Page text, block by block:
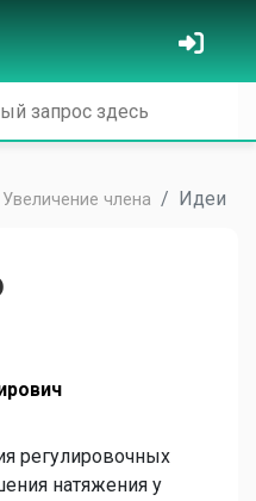
Увеличение члена Идеи
регулировочных
натяжения у